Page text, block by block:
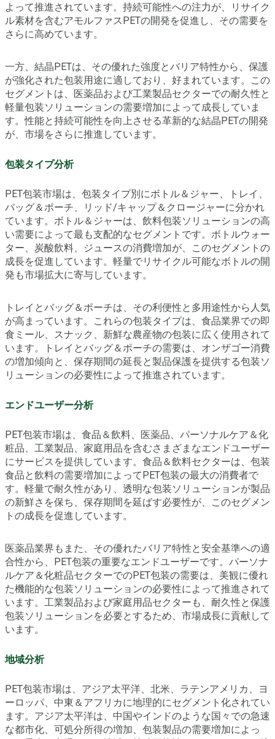
よって推進されています。持続可能性への注力が、リサイク
ル素材を含むアモルファスPETの開発を促進し、その需要を
さらに高めています。
一方、結晶PETは、その優れた強度とバリア特性から、保護
が強化された包装用途に適しており、好まれています。この
セグメントは、医薬品および工業製品セクターでの耐久性と
軽量包装ソリューションの需要増加によって成長していま
す。性能と持続可能性を向上させる革新的な結晶PETの開発
が、市場をさらに推進しています。
包装タイプ分析
PET包装市場は、包装タイプ別にボトル＆ジャー、トレイ、
バッグ＆ポーチ、リッド/キャップ＆クロージャーに分かれ
ています。ボトル＆ジャーは、飲料包装ソリューションの高
い需要によって最も支配的なセグメントです。ボトルウォー
ター、炭酸飲料、ジュースの消費増加が、このセグメントの
成長を促進しています。軽量でリサイクル可能なボトルの開
発も市場拡大に寄与しています。
トレイとバッグ＆ポーチは、その利便性と多用途性から人気
が高まっています。これらの包装タイプは、食品業界での即
食ミール、スナック、新鮮な農産物の包装に広く使用されて
います。トレイとバッグ＆ポーチの需要は、オンザゴー消費
の増加傾向と、保存期間の延長と製品保護を提供する包装ソ
リューションの必要性によって推進されています。
エンドユーザー分析
PET包装市場は、食品＆飲料、医薬品、パーソナルケア＆化
粧品、工業製品、家庭用品を含むさまざまなエンドユーザー
にサービスを提供しています。食品＆飲料セクターは、包装
食品と飲料の需要増加によってPET包装の最大の消費者で
す。軽量で耐久性があり、透明な包装ソリューションが製品
の新鮮さを保ち、保存期間を延ばす必要性が、このセグメン
トの成長を促進しています。
医薬品業界もまた、その優れたバリア特性と安全基準への適
合性から、PET包装の重要なエンドユーザーです。パーソナ
ルケア＆化粧品セクターでのPET包装の需要は、美観に優れ
た機能的な包装ソリューションの必要性によって推進されて
います。工業製品および家庭用品セクターも、耐久性と保護
包装ソリューションを必要とするため、市場成長に貢献して
います。
地域分析
PET包装市場は、アジア太平洋、北米、ラテンアメリカ、ヨ
ーロッパ、中東＆アフリカに地理的にセグメント化されてい
ます。アジア太平洋は、中国やインドのような国々での急速
な都市化、可処分所得の増加、包装製品の需要増加によっ